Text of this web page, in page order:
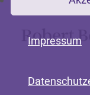
Mit
Impressum